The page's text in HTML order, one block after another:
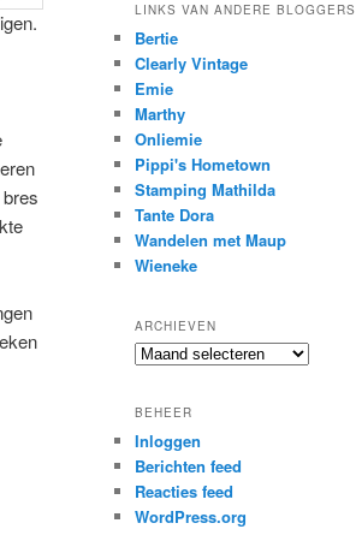
LINKS VAN ANDERE BLOGGERS
Bertie
Clearly Vintage
Emie
Marthy
Onliemie
Pippi's Hometown
Stamping Mathilda
Tante Dora
Wandelen met Maup
Wieneke
ARCHIEVEN
Archieven
BEHEER
Inloggen
Berichten feed
Reacties feed
WordPress.org